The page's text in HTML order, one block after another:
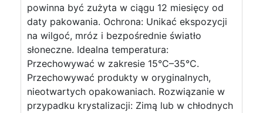
powinna być zużyta w ciągu 12 miesięcy od
daty pakowania. Ochrona: Unikać ekspozycji
na wilgoć, mróz i bezpośrednie światło
słoneczne. Idealna temperatura:
Przechowywać w zakresie 15°C–35°C.
Przechowywać produkty w oryginalnych,
nieotwartych opakowaniach. Rozwiązanie w
przypadku krystalizacji: Zimą lub w chłodnych